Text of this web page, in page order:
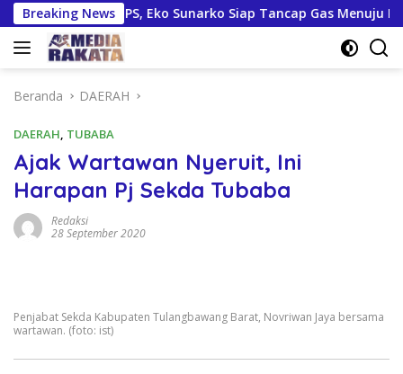
Langsung
ke
konten
Breaking News
TPS, Eko Sunarko Siap Tancap Gas Menuju Pemilu 2029
Beranda DAERAH
DAERAH, TUBABA
Ajak Wartawan Nyeruit, Ini
Harapan Pj Sekda Tubaba
Redaksi
28 September 2020
Penjabat Sekda Kabupaten Tulangbawang Barat, Novriwan Jaya bersama
wartawan. (foto: ist)